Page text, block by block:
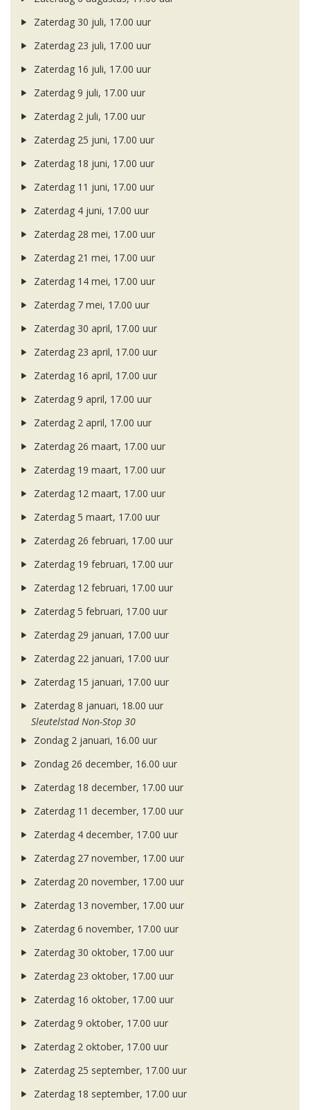
Zaterdag 30 juli, 17.00 uur
Zaterdag 23 juli, 17.00 uur
Zaterdag 16 juli, 17.00 uur
Zaterdag 9 juli, 17.00 uur
Zaterdag 2 juli, 17.00 uur
Zaterdag 25 juni, 17.00 uur
Zaterdag 18 juni, 17.00 uur
Zaterdag 11 juni, 17.00 uur
Zaterdag 4 juni, 17.00 uur
Zaterdag 28 mei, 17.00 uur
Zaterdag 21 mei, 17.00 uur
Zaterdag 14 mei, 17.00 uur
Zaterdag 7 mei, 17.00 uur
Zaterdag 30 april, 17.00 uur
Zaterdag 23 april, 17.00 uur
Zaterdag 16 april, 17.00 uur
Zaterdag 9 april, 17.00 uur
Zaterdag 2 april, 17.00 uur
Zaterdag 26 maart, 17.00 uur
Zaterdag 19 maart, 17.00 uur
Zaterdag 12 maart, 17.00 uur
Zaterdag 5 maart, 17.00 uur
Zaterdag 26 februari, 17.00 uur
Zaterdag 19 februari, 17.00 uur
Zaterdag 12 februari, 17.00 uur
Zaterdag 5 februari, 17.00 uur
Zaterdag 29 januari, 17.00 uur
Zaterdag 22 januari, 17.00 uur
Zaterdag 15 januari, 17.00 uur
Zaterdag 8 januari, 18.00 uur
Sleutelstad Non-Stop 30
Zondag 2 januari, 16.00 uur
Zondag 26 december, 16.00 uur
Zaterdag 18 december, 17.00 uur
Zaterdag 11 december, 17.00 uur
Zaterdag 4 december, 17.00 uur
Zaterdag 27 november, 17.00 uur
Zaterdag 20 november, 17.00 uur
Zaterdag 13 november, 17.00 uur
Zaterdag 6 november, 17.00 uur
Zaterdag 30 oktober, 17.00 uur
Zaterdag 23 oktober, 17.00 uur
Zaterdag 16 oktober, 17.00 uur
Zaterdag 9 oktober, 17.00 uur
Zaterdag 2 oktober, 17.00 uur
Zaterdag 25 september, 17.00 uur
Zaterdag 18 september, 17.00 uur